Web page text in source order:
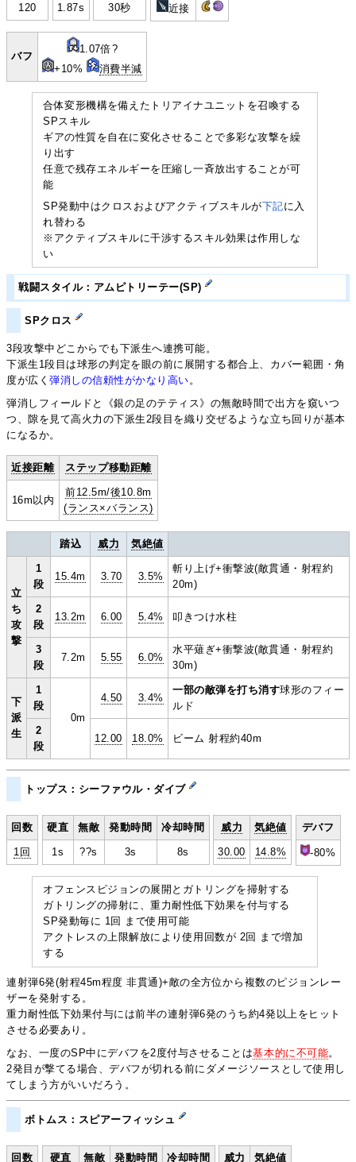
120 1.87s 30秒 近接
バフ
1.07倍?
+10%
消費半減
合体変形機構を備えたトリアイナユニットを召喚する
SPスキル
ギアの性質を自在に変化させることで多彩な攻撃を繰
り出す
任意で残存エネルギーを圧縮し一斉放出することが可
能
SP発動中はクロスおよびアクティブスキルが下記に入
れ替わる
※アクティブスキルに干渉するスキル効果は作用しな
い
戦闘スタイル：アムピトリーテー(SP)
SPクロス
3段攻撃中どこからでも下派生へ連携可能。
下派生1段目は球形の判定を眼の前に展開する都合上、カバー範囲・角
度が広く弾消しの信頼性がかなり高い 。
弾消しフィールドと《銀の足のテティス》の無敵時間で出方を窺いつ
つ、隙を見て高火力の下派生2段目を織り交ぜるような立ち回りが基本
になるか。
近接距離 ステップ移動距離
16m以内
前12.5m/後10.8m
(ランス×バランス)
踏込 威力 気絶値
立
ち
攻
撃
1
段
15.4m 3.70 3.5%
斬り上げ+衝撃波(敵貫通・射程約
20m)
2
段
13.2m 6.00 5.4% 叩きつけ水柱
3
段
7.2m 5.55 6.0%
水平薙ぎ+衝撃波(敵貫通・射程約
30m)
下
派
生
1
段
0m
4.50 3.4%
一部の敵弾を打ち消す球形のフィー
ルド
2
段
12.00 18.0% ビーム 射程約40m
トップス：シーファウル・ダイブ
回数
1回
硬直 無敵 発動時間 冷却時間
1s ??s 3s 8s
威力 気絶値
30.00 14.8%
デバフ
-80%
オフェンスピジョンの展開とガトリングを掃射する
ガトリングの掃射に、重力耐性低下効果を付与する
SP発動毎に 1回 まで使用可能
アクトレスの上限解放により使用回数が 2回 まで増加
する
連射弾6発(射程45m程度 非貫通)+敵の全方位から複数のピジョンレー
ザーを発射する。
重力耐性低下効果付与には前半の連射弾6発のうち約4発以上をヒット
させる必要あり。
なお、一度のSP中にデバフを2度付与させることは基本的に不可能。
2発目が撃てる場合、デバフが切れる前にダメージソースとして使用し
てしまう方がいいだろう。
ボトムス：スピアーフィッシュ
回数 硬直 無敵 発動時間 冷却時間 威力 気絶値